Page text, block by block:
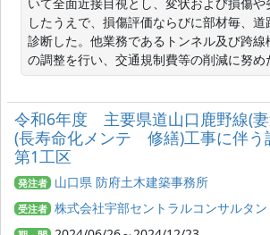
したうえで、損傷評価ならびに部材毎、
診断した。他業務であるトンネル及び跨線
の調整を行い、交通規制費等の削減に努め
令和6年度 主要県道山口鹿野線(
(長寿命化メンテ 修繕)工事に伴
第1工区
発注者 山口県 防府土木建築事務所
受注者 株式会社宇部セントラルコンサルタン